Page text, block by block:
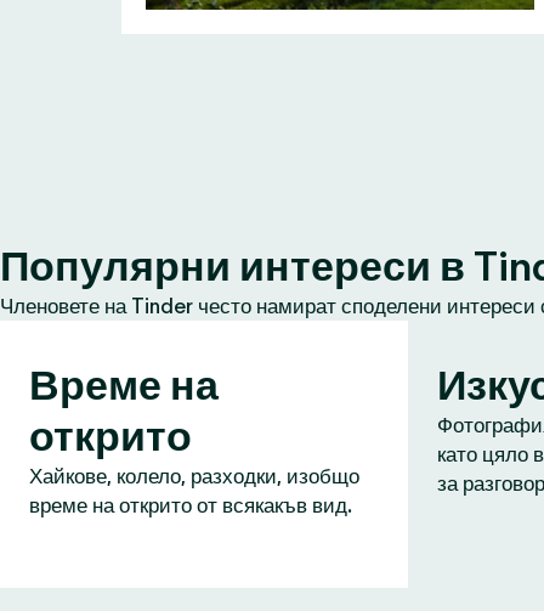
Популярни интереси в
Членовете на Tinder често намират споделени
Време на
открито
Хайкове, колело, разходки, изобщо
време на открито от всякакъв вид.
като цяло
за